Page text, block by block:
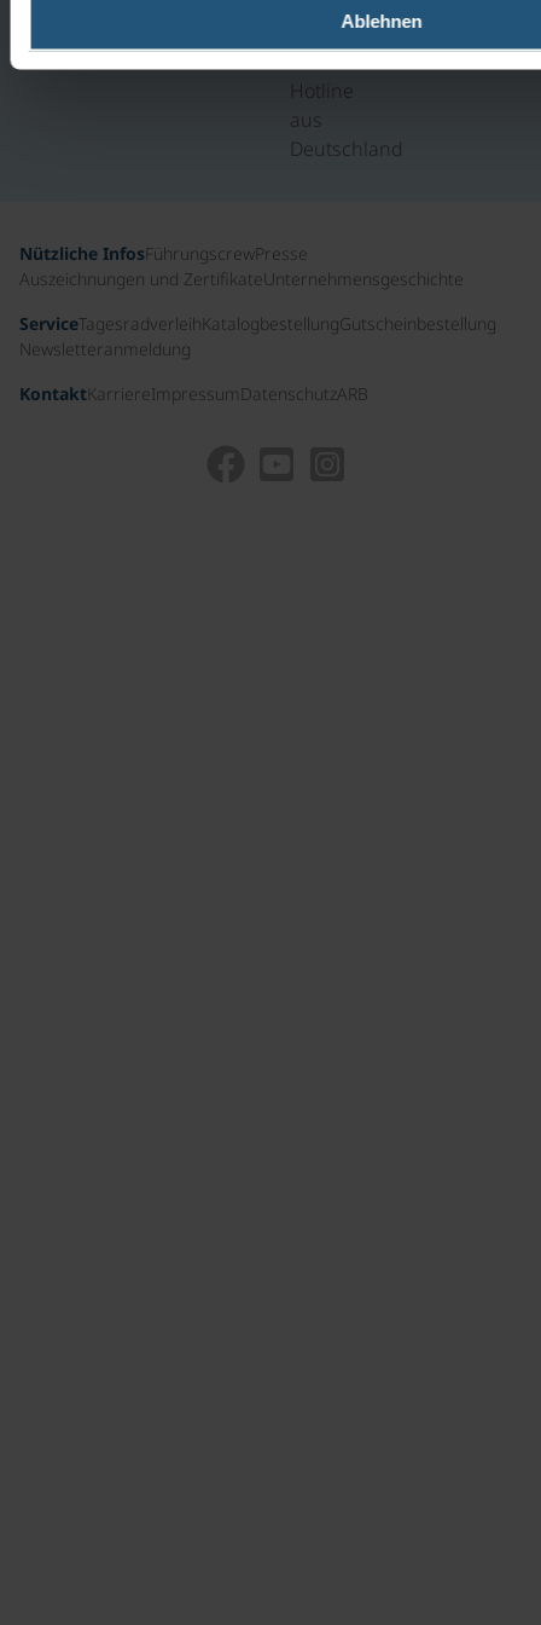
Ablehnen
GERNE.
Kostenfreie
Hotline
aus
Deutschland
Nützliche InfosFührungscrewPresse
Auszeichnungen und ZertifikateUnternehmensgeschichte
ServiceTagesradverleihKatalogbestellungGutscheinbestellung
Newsletteranmeldung
KontaktKarriereImpressum DatenschutzARB